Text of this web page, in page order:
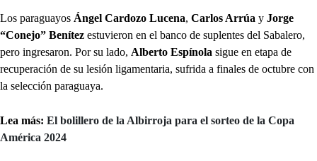
Los paraguayos Ángel Cardozo Lucena, Carlos Arrúa y Jorge
“Conejo” Benítez estuvieron en el banco de suplentes del Sabalero,
pero ingresaron. Por su lado, Alberto Espínola sigue en etapa de
recuperación de su lesión ligamentaria, sufrida a finales de octubre con
la selección paraguaya.
Lea más: El bolillero de la Albirroja para el sorteo de la Copa
América 2024